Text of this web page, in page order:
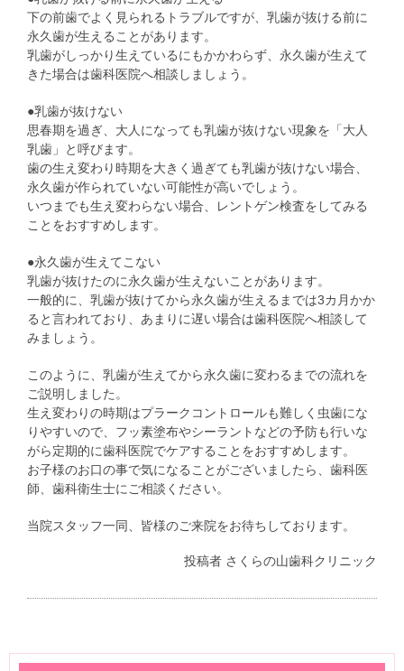
下の前歯でよく見られるトラブルですが、乳歯が抜ける前に
永久歯が生えることがあります。
乳歯がしっかり生えているにもかかわらず、永久歯が生えて
きた場合は歯科医院へ相談しましょう。
●乳歯が抜けない
思春期を過ぎ、大人になっても乳歯が抜けない現象を「大人
乳歯」と呼びます。
歯の生え変わり時期を大きく過ぎても乳歯が抜けない場合、
永久歯が作られていない可能性が高いでしょう。
いつまでも生え変わらない場合、レントゲン検査をしてみる
ことをおすすめします。
●永久歯が生えてこない
乳歯が抜けたのに永久歯が生えないことがあります。
一般的に、乳歯が抜けてから永久歯が生えるまでは3カ月かか
ると言われており、あまりに遅い場合は歯科医院へ相談して
みましょう。
このように、乳歯が生えてから永久歯に変わるまでの流れを
ご説明しました。
生え変わりの時期はプラークコントロールも難しく虫歯にな
りやすいので、フッ素塗布やシーラントなどの予防も行いな
がら定期的に歯科医院でケアすることをおすすめします。
お子様のお口の事で気になることがございましたら、歯科医
師、歯科衛生士にご相談ください。
当院スタッフ一同、皆様のご来院をお待ちしております。
投稿者 さくらの山歯科クリニック